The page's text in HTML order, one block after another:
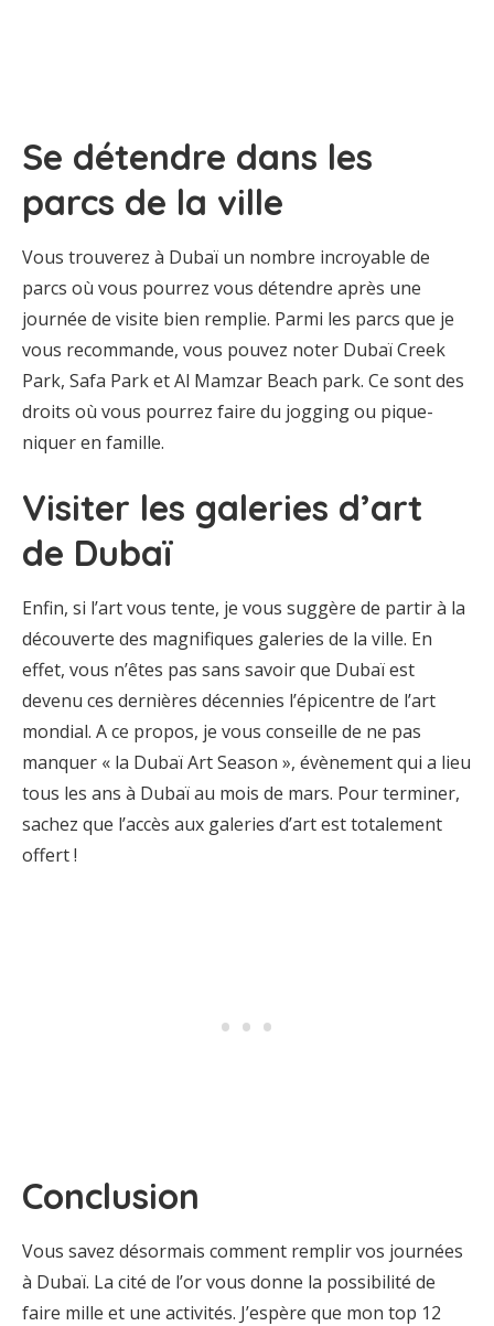
Se détendre dans les
parcs de la ville
Vous trouverez à Dubaï un nombre incroyable de
parcs où vous pourrez vous détendre après une
journée de visite bien remplie. Parmi les parcs que je
vous recommande, vous pouvez noter Dubaï Creek
Park, Safa Park et Al Mamzar Beach park. Ce sont des
droits où vous pourrez faire du jogging ou pique-
niquer en famille.
Visiter les galeries d’art
de Dubaï
Enfin, si l’art vous tente, je vous suggère de partir à la
découverte des magnifiques galeries de la ville. En
effet, vous n’êtes pas sans savoir que Dubaï est
devenu ces dernières décennies l’épicentre de l’art
mondial. A ce propos, je vous conseille de ne pas
manquer « la Dubaï Art Season », évènement qui a lieu
tous les ans à Dubaï au mois de mars. Pour terminer,
sachez que l’accès aux galeries d’art est totalement
offert !
Conclusion
Vous savez désormais comment remplir vos journées
à Dubaï. La cité de l’or vous donne la possibilité de
faire mille et une activités. J’espère que mon top 12